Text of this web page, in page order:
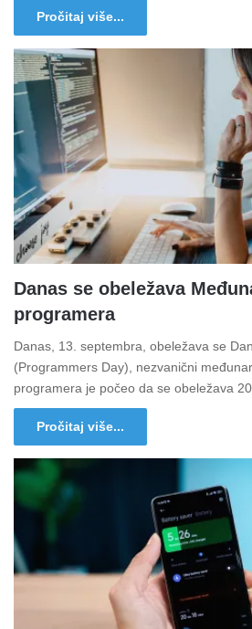
Pročitaj više...
Danas se obeležava
programera
Danas, 13. septembra, obeležava se
(Programmers Day), nezvanični
programera je počeo da se obeležava
Pročitaj više...